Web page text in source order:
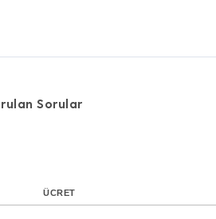
Sorular
ÜCRET